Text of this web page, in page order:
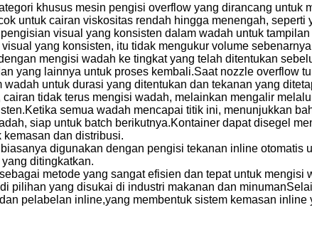
khusus mesin pengisi overflow yang dirancang
untuk cairan viskositas rendah hingga menengah,
visual yang konsisten dalam wadah untuk
yang konsisten, itu tidak mengukur volume
mengisi wadah ke tingkat yang telah ditentukan
yang lainnya untuk proses kembali.Saat nozzle overflow
untuk durasi yang ditentukan dan tekanan yang
tidak terus mengisi wadah, melainkan mengalir
semua wadah mencapai titik ini, menunjukkan
siap untuk batch berikutnya.Kontainer dapat disegel
dan distribusi.
digunakan dengan pengisi tekanan inline
ditingkatkan.
metode yang sangat efisien dan tepat untuk
pilihan yang disukai di industri makanan dan
pelabelan inline,yang membentuk sistem kemasan